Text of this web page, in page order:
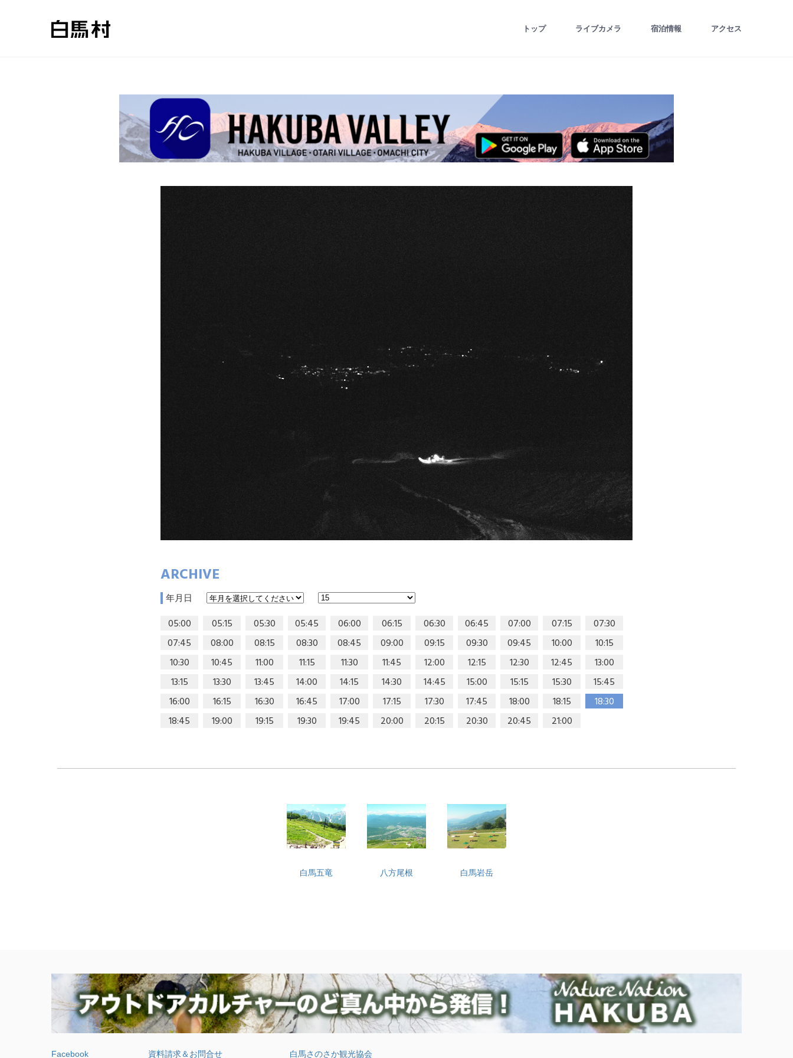
トップ ライブカメラ 宿泊情報 アクセス
ARCHIVE
年月日
05:00 05:15 05:30 05:45 06:00 06:15 06:30 06:45 07:00 07:15
07:30
07:45
08:00 08:15 08:30 08:45 09:00 09:15 09:30 09:45 10:00
10:15
10:30
10:45 11:00 11:15 11:30 11:45 12:00 12:15 12:30 12:45
13:00
13:15
13:30 13:45 14:00 14:15 14:30 14:45 15:00 15:15 15:30
15:45
16:00
16:15 16:30 16:45 17:00 17:15 17:30 17:45 18:00 18:15
18:30
18:45
19:00 19:15 19:30 19:45 20:00 20:15 20:30 20:45 21:00
白馬五竜 八方尾根 白馬岩岳